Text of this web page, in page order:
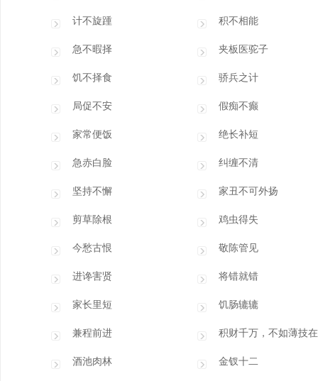
计不旋踵 积不相能
急不暇择 夹板医驼子
饥不择食 骄兵之计
局促不安 假痴不癫
家常便饭 绝长补短
急赤白脸 纠缠不清
坚持不懈 家丑不可外扬
剪草除根 鸡虫得失
今愁古恨 敬陈管见
进谗害贤 将错就错
家长里短 饥肠辘辘
兼程前进 积财千万，不如薄技
酒池肉林 金钗十二